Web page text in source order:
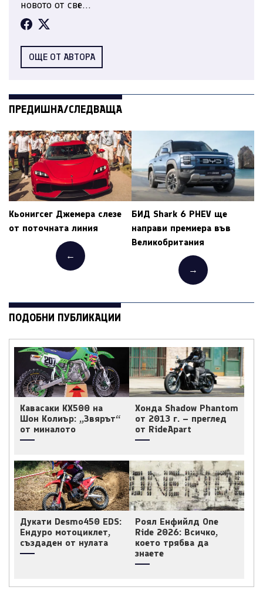
новото от све...
ОЩЕ ОТ АВТОРА
ПРЕДИШНА/СЛЕДВАЩА
Кьонигсег Джемера слезе
от поточната линия
←
БИД Shark 6 PHEV ще
направи премиера във
Великобритания
→
ПОДОБНИ ПУБЛИКАЦИИ
Кавасаки KX500 на
Шон Колиър: „Звярът“
от миналото
Хонда Shadow Phantom
от 2013 г. – преглед
от RideApart
Дукати Desmo450 EDS:
Ендуро мотоциклет,
създаден от нулата
Роял Енфийлд One
Ride 2026: Всичко,
което трябва да
знаете